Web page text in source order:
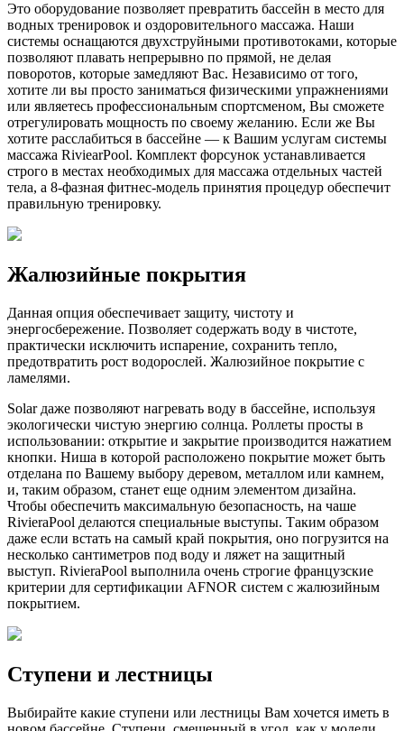
Это оборудование позволяет превратить бассейн в место для
водных тренировок и оздоровительного массажа. Наши
системы оснащаются двухструйными противотоками, которые
позволяют плавать непрерывно по прямой, не делая
поворотов, которые замедляют Вас. Независимо от того,
хотите ли вы просто заниматься физическими упражнениями
или являетесь профессиональным спортсменом, Вы сможете
отрегулировать мощность по своему желанию. Если же Вы
хотите расслабиться в бассейне — к Вашим услугам системы
массажа RiviearPool. Комплект форсунок устанавливается
строго в местах необходимых для массажа отдельных частей
тела, а 8-фазная фитнес-модель принятия процедур обеспечит
правильную тренировку.
Жалюзийные покрытия
Данная опция обеспечивает защиту, чистоту и
энергосбережение. Позволяет содержать воду в чистоте,
практически исключить испарение, сохранить тепло,
предотвратить рост водорослей. Жалюзийное покрытие с
ламелями.
Solar даже позволяют нагревать воду в бассейне, используя
экологически чистую энергию солнца. Роллеты просты в
использовании: открытие и закрытие производится нажатием
кнопки. Ниша в которой расположено покрытие может быть
отделана по Вашему выбору деревом, металлом или камнем,
и, таким образом, станет еще одним элементом дизайна.
Чтобы обеспечить максимальную безопасность, на чаше
RivieraPool делаются специальные выступы. Таким образом
даже если встать на самый край покрытия, оно погрузится на
несколько сантиметров под воду и ляжет на защитный
выступ. RivieraPool выполнила очень строгие французские
критерии для сертификации AFNOR систем с жалюзийным
покрытием.
Ступени и лестницы
Выбирайте какие ступени или лестницы Вам хочется иметь в